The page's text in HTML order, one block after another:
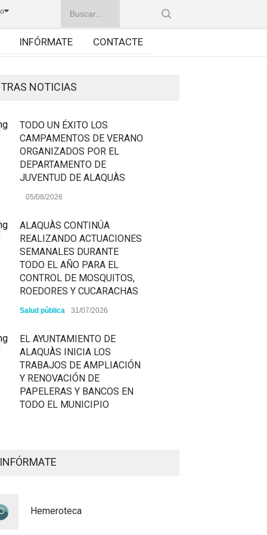
INFÓRMATE CONTACTE
NOTICIAS
TODO UN ÉXITO LOS
CAMPAMENTOS DE VERANO
ORGANIZADOS POR EL
DEPARTAMENTO DE
JUVENTUD DE ALAQUÀS
05/08/2026
ALAQUÀS CONTINÚA
REALIZANDO ACTUACIONES
SEMANALES DURANTE
TODO EL AÑO PARA EL
CONTROL DE MOSQUITOS,
ROEDORES Y CUCARACHAS
Salud pública 31/07/2026
EL AYUNTAMIENTO DE
ALAQUÀS INICIA LOS
TRABAJOS DE AMPLIACIÓN
Y RENOVACIÓN DE
PAPELERAS Y BANCOS EN
TODO EL MUNICIPIO
SEÑALIZACIÓN
Policía 29/07/2026
Hemeroteca